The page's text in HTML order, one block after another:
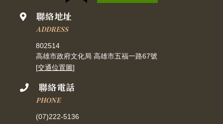
聯絡地址
ADDRESS
802514
高雄市政府文化局 高雄市五福一路67號
[交通位置圖]
聯絡電話
PHONE
(07)222-5136